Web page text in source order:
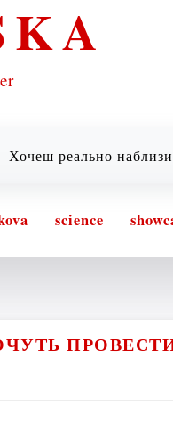
наблизити
science